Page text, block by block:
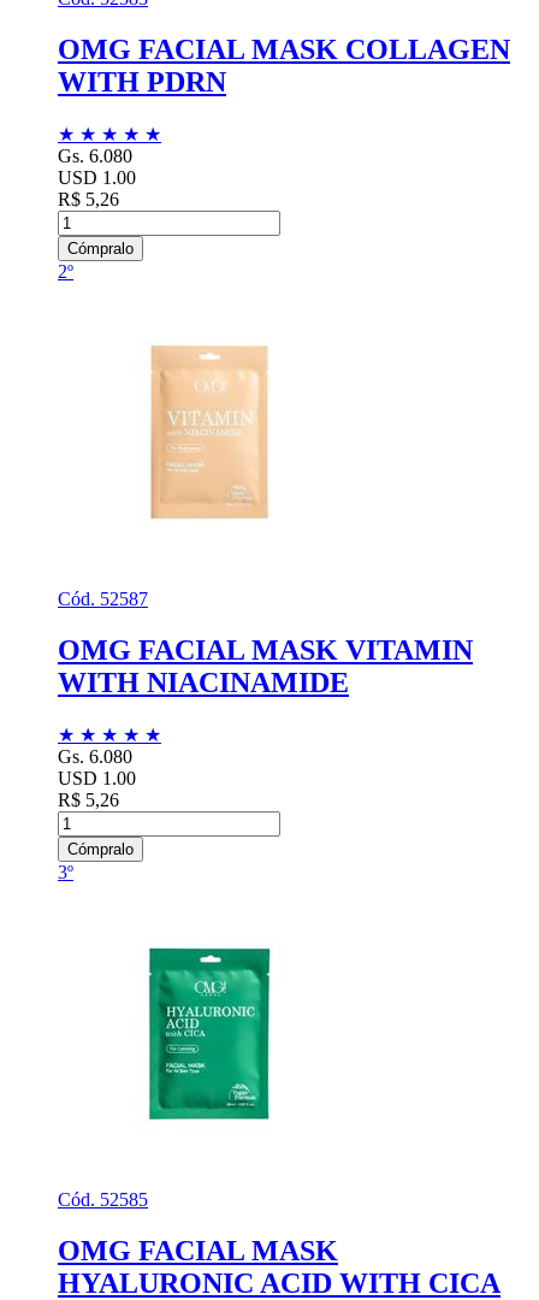
OMG FACIAL MASK COLLAGEN
WITH PDRN
★ ★ ★ ★ ★
Gs. 6.080
USD 1.00
R$ 5,26
Cómpralo
2º
Cód. 52587
OMG FACIAL MASK VITAMIN
WITH NIACINAMIDE
★ ★ ★ ★ ★
Gs. 6.080
USD 1.00
R$ 5,26
Cómpralo
3º
Cód. 52585
OMG FACIAL MASK
HYALURONIC ACID WITH CICA